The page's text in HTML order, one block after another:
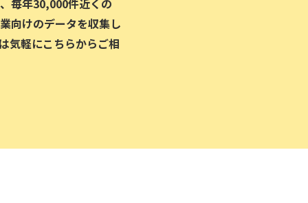
向けのデータを収集し
気軽にこちらからご相